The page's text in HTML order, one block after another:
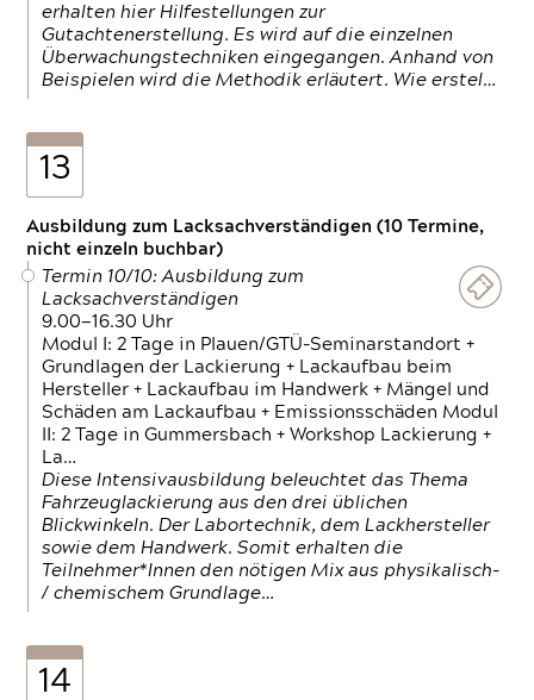
erhalten hier Hilfestellungen zur
Gutachtenerstellung. Es wird auf die einzelnen
Überwachungstechniken eingegangen. Anhand von
Beispielen wird die Methodik erläutert. Wie erstel…
13
Ausbildung zum Lacksachverständigen (10 Termine,
nicht einzeln buchbar)
Termin 10/10: Ausbildung zum
Lacksachverständigen
9.00—16.30 Uhr
Modul I: 2 Tage in Plauen/GTÜ-Seminarstandort +
Grundlagen der Lackierung + Lackaufbau beim
Hersteller + Lackaufbau im Handwerk + Mängel und
Schäden am Lackaufbau + Emissionsschäden Modul
II: 2 Tage in Gummersbach + Workshop Lackierung +
La…
Diese Intensivausbildung beleuchtet das Thema
Fahrzeuglackierung aus den drei üblichen
Blickwinkeln. Der Labortechnik, dem Lackhersteller
sowie dem Handwerk. Somit erhalten die
Teilnehmer*Innen den nötigen Mix aus physikalisch-
/ chemischem Grundlage…
14